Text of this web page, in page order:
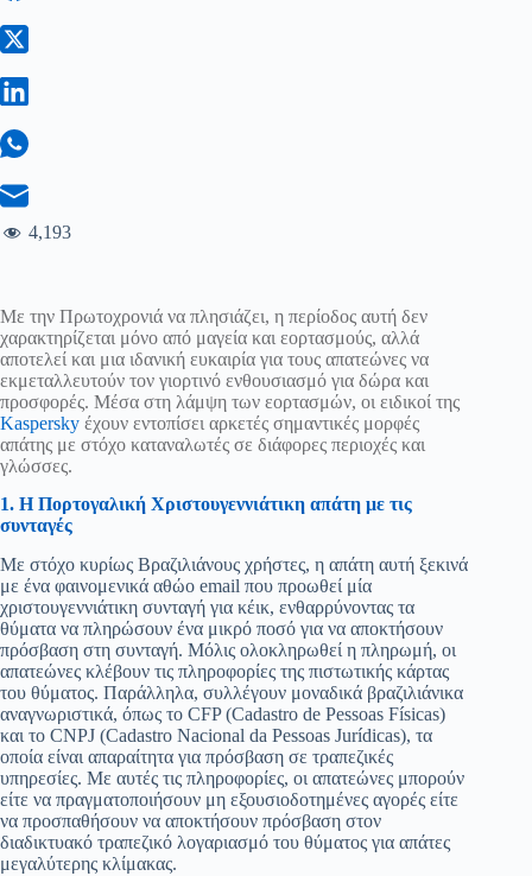
4,193
Με την Πρωτοχρονιά να πλησιάζει, η περίοδος αυτή δεν
χαρακτηρίζεται μόνο από μαγεία και εορτασμούς, αλλά
αποτελεί και μια ιδανική ευκαιρία για τους απατεώνες να
εκμεταλλευτούν τον γιορτινό ενθουσιασμό για δώρα και
προσφορές. Μέσα στη λάμψη των εορτασμών, οι ειδικοί της
Kaspersky έχουν εντοπίσει αρκετές σημαντικές μορφές
απάτης με στόχο καταναλωτές σε διάφορες περιοχές και
γλώσσες.
1. Η Πορτογαλική Χριστουγεννιάτικη απάτη με τις
συνταγές
Με στόχο κυρίως Βραζιλιάνους χρήστες, η απάτη αυτή ξεκινά
με ένα φαινομενικά αθώο email που προωθεί μία
χριστουγεννιάτικη συνταγή για κέικ, ενθαρρύνοντας τα
θύματα να πληρώσουν ένα μικρό ποσό για να αποκτήσουν
πρόσβαση στη συνταγή. Μόλις ολοκληρωθεί η πληρωμή, οι
απατεώνες κλέβουν τις πληροφορίες της πιστωτικής κάρτας
του θύματος. Παράλληλα, συλλέγουν μοναδικά βραζιλιάνικα
αναγνωριστικά, όπως το CFP (Cadastro de Pessoas Físicas)
και το CNPJ (Cadastro Nacional da Pessoas Jurídicas), τα
οποία είναι απαραίτητα για πρόσβαση σε τραπεζικές
υπηρεσίες. Με αυτές τις πληροφορίες, οι απατεώνες μπορούν
είτε να πραγματοποιήσουν μη εξουσιοδοτημένες αγορές είτε
να προσπαθήσουν να αποκτήσουν πρόσβαση στον
διαδικτυακό τραπεζικό λογαριασμό του θύματος για απάτες
μεγαλύτερης κλίμακας.